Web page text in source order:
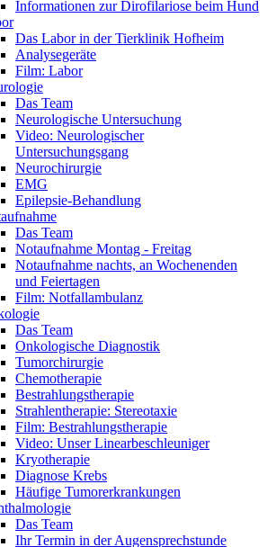
Informationen zur Dirofilariose beim Hund
Das Labor in der Tierklinik Hofheim
Analysegeräte
Film: Labor
Das Team
Neurologische Untersuchung
Video: Neurologischer
Untersuchungsgang
Neurochirurgie
EMG
Epilepsie-Behandlung
Das Team
Notaufnahme Montag - Freitag
Notaufnahme nachts, an Wochenenden
und Feiertagen
Film: Notfallambulanz
Das Team
Onkologische Diagnostik
Tumorchirurgie
Chemotherapie
Bestrahlungstherapie
Strahlentherapie: Stereotaxie
Film: Bestrahlungstherapie
Video: Unser Linearbeschleuniger
Kryotherapie
Diagnose Krebs
Häufige Tumorerkrankungen
Das Team
Ihr Termin in der Augensprechstunde